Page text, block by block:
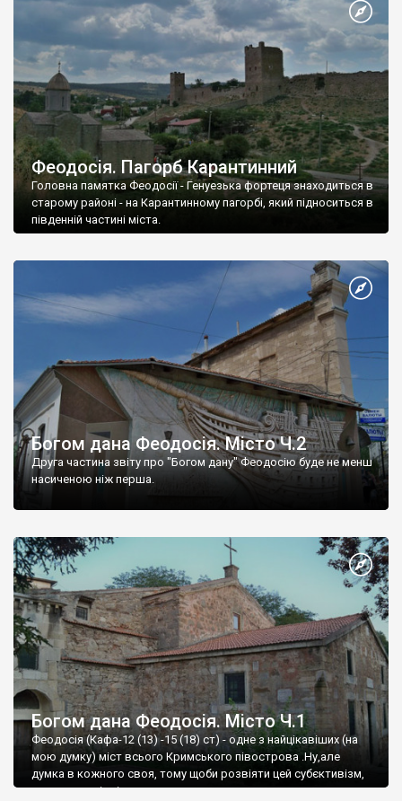
Феодосія. Пагорб Карантинний
Головна памятка Феодосії - Генуезька фортеця знаходиться в
старому районі - на Карантинному пагорбі, який підноситься в
південній частині міста.
Богом дана Феодосія. Місто Ч.2
Друга частина звіту про "Богом дану" Феодосію буде не менш
насиченою ніж перша.
Богом дана Феодосія. Місто Ч.1
Феодосія (Кафа-12 (13) -15 (18) ст) - одне з найцікавіших (на
мою думку) міст всього Кримського півострова .Ну,але
думка в кожного своя, тому щоби розвіяти цей субєктивізм,
запрошую відвідати це